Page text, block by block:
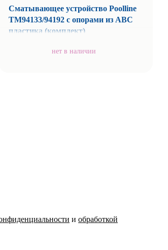
Сматывающее устройство Poolline
TM94133/94192 с опорами из АВС
пластика (комплект)
нет в наличии
и обработкой